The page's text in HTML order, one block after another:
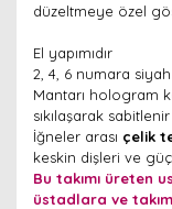
düzeltmeye özel
El yapımıdır
2, 4, 6 numara
Mantarı hologram
sıkılaşarak sabitlenir
İğneler arası çelik
keskin dişleri ve
Bu takımı üreten
üstadlara ve